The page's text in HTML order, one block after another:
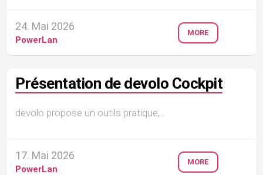
24. Mai 2026
PowerLan
MORE
Présentation de devolo Cockpit
devolo propose un outils pratique,...
17. Mai 2026
PowerLan
MORE